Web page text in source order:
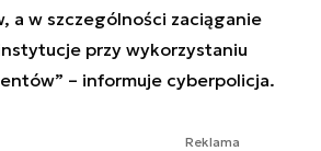
a w szczególności zaciąganie
przy wykorzystaniu
– informuje cyberpolicja.
Reklama